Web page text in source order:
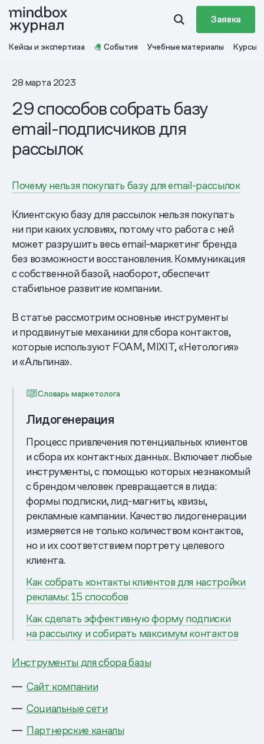
Заявка
Кейсы и экспертиза События Учебные материалы Курсы
28 марта 2023
29 способов собрать базу
email-подписчиков для
рассылок
Почему нельзя покупать базу для email-рассылок
Клиентскую базу для рассылок нельзя покупать
ни при каких условиях, потому что работа с ней
может разрушить весь email-маркетинг бренда
без возможности восстановления. Коммуникация
с собственной базой, наоборот, обеспечит
стабильное развитие компании.
В статье рассмотрим основные инструменты
и продвинутые механики для сбора контактов,
которые используют FOAM, MIXIT, «Нетология»
и «Альпина».
Словарь маркетолога
Лидогенерация
Процесс привлечения потенциальных клиентов
и сбора их контактных данных. Включает любые
инструменты, с помощью которых незнакомый
с брендом человек превращается в лида:
формы подписки, лид-магниты, квизы,
рекламные кампании. Качество лидогенерации
измеряется не только количеством контактов,
но и их соответствием портрету целевого
клиента.
Как собрать контакты клиентов для настройки
рекламы: 15 способов
Как сделать эффективную форму подписки
на рассылку и собирать максимум контактов
Инструменты для сбора базы
Сайт компании
Социальные сети
Партнерские каналы